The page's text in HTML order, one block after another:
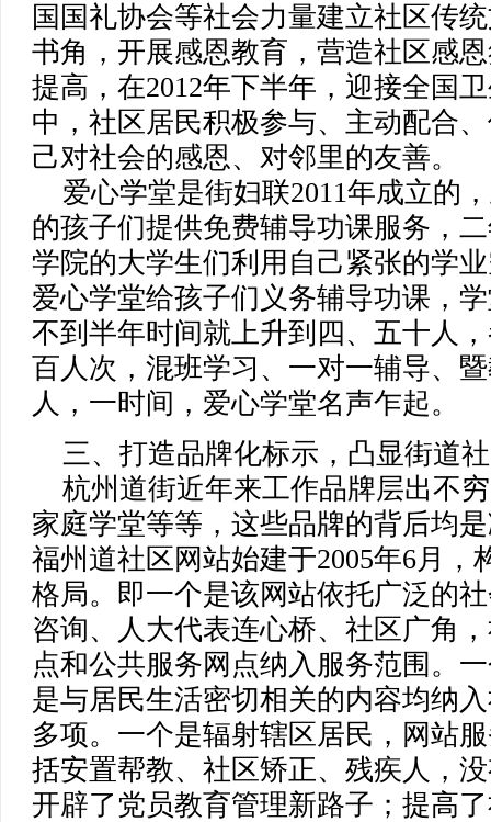
国国礼协会等社会力量建立社区传
书角，开展感恩教育，营造社区感
提高，在2012年下半年，迎接全国
中，社区居民积极参与、主动配合
己对社会的感恩、对邻里的友善。
爱心学堂是街妇联2011年成立的
的孩子们提供免费辅导功课服务，
学院的大学生们利用自己紧张的学
爱心学堂给孩子们义务辅导功课，
不到半年时间就上升到四、五十人
百人次，混班学习、一对一辅导、
人，一时间，爱心学堂名声乍起。
三、打造品牌化标示，凸显街道
杭州道街近年来工作品牌层出不
家庭学堂等等，这些品牌的背后均
福州道社区网站始建于2005年6月，
格局。即一个是该网站依托广泛的
咨询、人大代表连心桥、社区广角
点和公共服务网点纳入服务范围。
是与居民生活密切相关的内容均纳
多项。一个是辐射辖区居民，网站
括安置帮教、社区矫正、残疾人，
开辟了党员教育管理新路子；提高